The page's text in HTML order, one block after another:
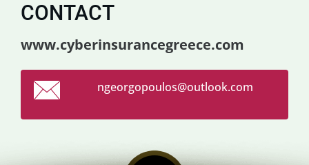
CONTACT
www.cyberinsurancegreece.com
ngeorgopoulos@outlook.com